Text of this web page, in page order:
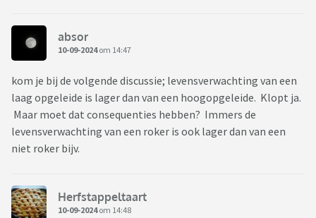
absor
10-09-2024om 14:47
kom je bij de volgende discussie; levensverwachting van een
laag opgeleide is lager dan van een hoogopgeleide. Klopt ja.
Maar moet dat consequenties hebben? Immers de
levensverwachting van een roker is ook lager dan van een
niet roker bijv.
Herfstappeltaart
10-09-2024om 14:48